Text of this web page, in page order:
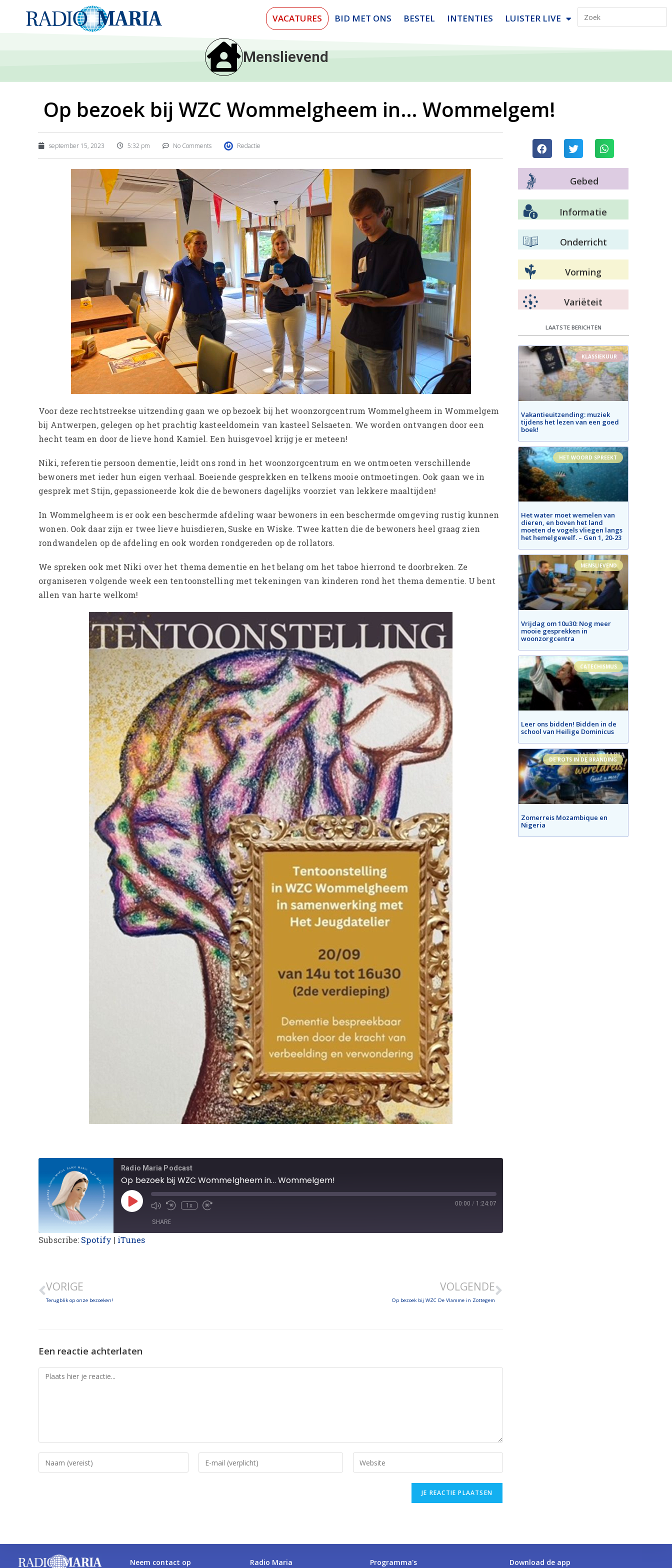
VACATURES BID MET ONS BESTEL INTENTIES LUISTER LIVE
Menslievend
Op bezoek bij WZC Wommelgheem in… Wommelgem!
september 15, 2023 5:32 pm No Comments Redactie
Voor deze rechtstreekse uitzending gaan we op bezoek bij het woonzorgcentrum Wommelgheem in Wommelgem
bij Antwerpen, gelegen op het prachtig kasteeldomein van kasteel Selsaeten. We worden ontvangen door een
hecht team en door de lieve hond Kamiel. Een huisgevoel krijg je er meteen!
Niki, referentie persoon dementie, leidt ons rond in het woonzorgcentrum en we ontmoeten verschillende
bewoners met ieder hun eigen verhaal. Boeiende gesprekken en telkens mooie ontmoetingen. Ook gaan we in
gesprek met Stijn, gepassioneerde kok die de bewoners dagelijks voorziet van lekkere maaltijden!
In Wommelgheem is er ook een beschermde afdeling waar bewoners in een beschermde omgeving rustig kunnen
wonen. Ook daar zijn er twee lieve huisdieren, Suske en Wiske. Twee katten die de bewoners heel graag zien
rondwandelen op de afdeling en ook worden rondgereden op de rollators.
We spreken ook met Niki over het thema dementie en het belang om het taboe hierrond te doorbreken. Ze
organiseren volgende week een tentoonstelling met tekeningen van kinderen rond het thema dementie. U bent
allen van harte welkom!
Radio Maria Podcast
Op bezoek bij WZC Wommelgheem in... Wommelgem!
1x 00:00 / 1:24:07
SHARE
Subscribe: Spotify | iTunes
VORIGE
Terugblik op onze bezoeken!
VOLGENDE
Op bezoek bij WZC De Vlamme in Zottegem
Een reactie achterlaten
Gebed
Informatie
Onderricht
Vorming
Variëteit
LAATSTE BERICHTEN
KLASSIEKUUR
Vakantieuitzending: muziek
tijdens het lezen van een goed
boek!
HET WOORD SPREEKT
Het water moet wemelen van
dieren, en boven het land
moeten de vogels vliegen langs
het hemelgewelf. – Gen 1, 20-23
MENSLIEVEND
Vrijdag om 10u30: Nog meer
mooie gesprekken in
woonzorgcentra
CATECHISMUS
Leer ons bidden! Bidden in de
school van Heilige Dominicus
DE ROTS IN DE BRANDING
Zomerreis Mozambique en
Nigeria
Neem contact op Radio Maria Programma's Download de app